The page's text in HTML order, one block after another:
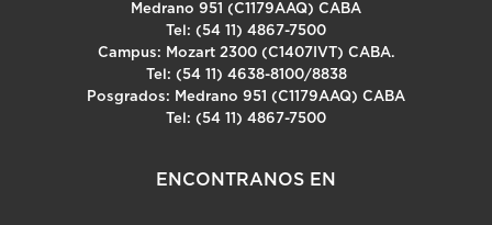
Medrano 951 (C1179AAQ) CABA
Tel: (54 11) 4867-7500
Campus: Mozart 2300 (C1407IVT) CABA.
Tel: (54 11) 4638-8100/8838
Posgrados: Medrano 951 (C1179AAQ) CABA
Tel: (54 11) 4867-7500
ENCONTRANOS EN